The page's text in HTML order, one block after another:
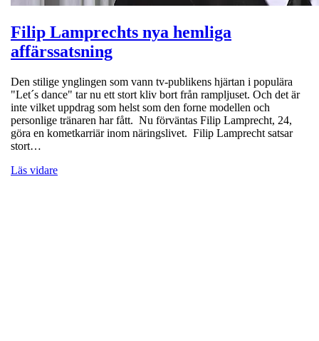
Filip Lamprechts nya hemliga
affärssatsning
Den stilige ynglingen som vann tv-publikens hjärtan i populära
"Let´s dance" tar nu ett stort kliv bort från rampljuset. Och det är
inte vilket uppdrag som helst som den forne modellen och
personlige tränaren har fått. Nu förväntas Filip Lamprecht, 24,
göra en kometkarriär inom näringslivet. Filip Lamprecht satsar
stort…
Läs vidare